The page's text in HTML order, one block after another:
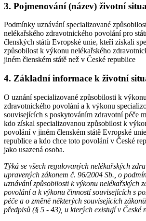
3. Pojmenování (název) životní
Podmínky uznávání specializované
nelékařského zdravotnického povolání pro
členských států Evropské unie, kteří získali
způsobilost k výkonu nelékařského
jiném členském státě než v České republice
4. Základní informace k životní
O uznání specializované způsobilosti k
zdravotnického povolání a k výkonu
souvisejících s poskytováním zdravotní péče
kdo získal specializovanou způsobilost k
povolání v jiném členském státě Evropské
republice a kdo chce toto povolání v České
jako usazená osoba.
Týká se všech regulovaných nelékařských
upravených zákonem č. 96/2004 Sb., o
uznávání způsobilosti k výkonu nelékařských
povolání a k výkonu činností souvisejících s
péče a o změně některých souvisejících
předpisů (§ 5 - 43), u kterých existují v České